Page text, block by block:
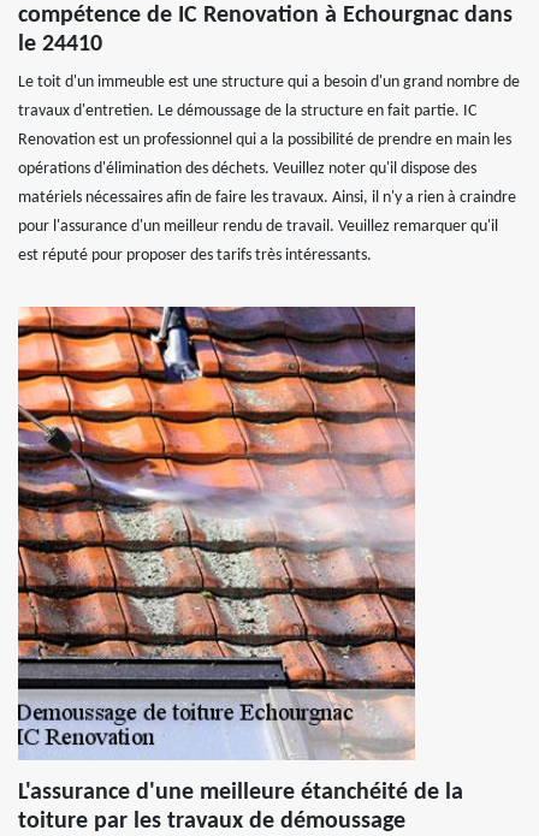
compétence de IC Renovation à Echourgnac dans
le 24410
Le toit d'un immeuble est une structure qui a besoin d'un grand nombre de
travaux d'entretien. Le démoussage de la structure en fait partie. IC
Renovation est un professionnel qui a la possibilité de prendre en main les
opérations d'élimination des déchets. Veuillez noter qu'il dispose des
matériels nécessaires afin de faire les travaux. Ainsi, il n'y a rien à craindre
pour l'assurance d'un meilleur rendu de travail. Veuillez remarquer qu'il
est réputé pour proposer des tarifs très intéressants.
L'assurance d'une meilleure étanchéité de la
toiture par les travaux de démoussage